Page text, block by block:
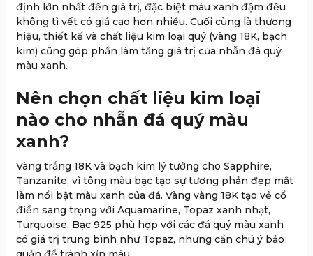
định lớn nhất đến giá trị, đặc biệt màu xanh đậm đều
không tì vết có giá cao hơn nhiều. Cuối cùng là thương
hiệu, thiết kế và chất liệu kim loại quý (vàng 18K, bạch
kim) cũng góp phần làm tăng giá trị của nhẫn đá quý
màu xanh.
Nên chọn chất liệu kim loại
nào cho nhẫn đá quý màu
xanh?
Vàng trắng 18K và bạch kim lý tưởng cho Sapphire,
Tanzanite, vì tông màu bạc tạo sự tương phản đẹp mắt
làm nổi bật màu xanh của đá. Vàng vàng 18K tạo vẻ cổ
điển sang trọng với Aquamarine, Topaz xanh nhạt,
Turquoise. Bạc 925 phù hợp với các đá quý màu xanh
có giá trị trung bình như Topaz, nhưng cần chú ý bảo